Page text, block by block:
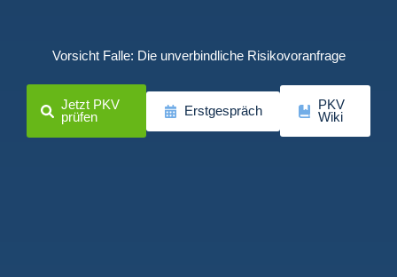
Vorsicht Falle: Die unverbindliche Risikovoranfrage
Jetzt PKV
prüfen
Erstgespräch
PKV
Wiki